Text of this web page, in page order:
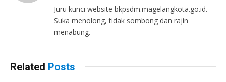
Juru kunci website bkpsdm.magelangkota.go.id.
Suka menolong, tidak sombong dan rajin
menabung.
Related Posts